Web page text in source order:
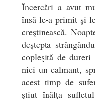
Încercări a avut
însă le-a primit şi
creştinească.
deștepta
copleşită de
nici un calmant,
acest timp de
ştiut înălţa